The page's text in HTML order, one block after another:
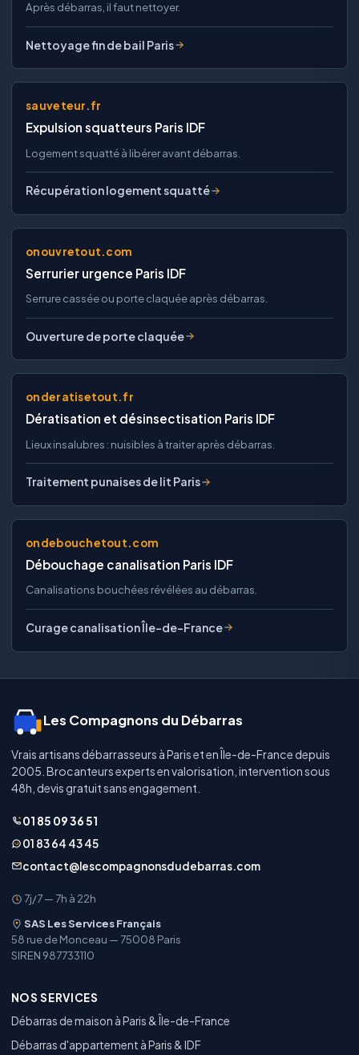
Après débarras, il faut nettoyer.
Nettoyage fin de bail Paris
sauveteur.fr
Expulsion squatteurs Paris IDF
Logement squatté à libérer avant débarras.
Récupération logement squatté
onouvretout.com
Serrurier urgence Paris IDF
Serrure cassée ou porte claquée après débarras.
Ouverture de porte claquée
onderatisetout.fr
Dératisation et désinsectisation Paris IDF
Lieux insalubres : nuisibles à traiter après débarras.
Traitement punaises de lit Paris
ondebouchetout.com
Débouchage canalisation Paris IDF
Canalisations bouchées révélées au débarras.
Curage canalisation Île-de-France
Les Compagnons du Débarras
Vrais artisans débarrasseurs à Paris et en Île-de-France depuis
2005. Brocanteurs experts en valorisation, intervention sous
48h, devis gratuit sans engagement.
01 85 09 36 51
01 83 64 43 45
contact@lescompagnonsdudebarras.com
7j/7 — 7h à 22h
SAS Les Services Français
58 rue de Monceau — 75008 Paris
SIREN 987733110
NOS SERVICES
Débarras de maison à Paris & Île-de-France
Débarras d'appartement à Paris & IDF